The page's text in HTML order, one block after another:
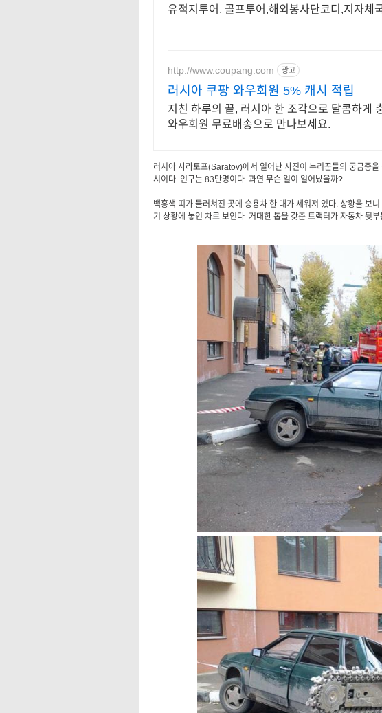
유적지투어, 골프투어,해외봉사단코디,지자체
http://www.coupang.com 광고
러시아 쿠팡 와우회원 5% 캐시 적립
지친 하루의 끝, 러시아 한 조각으로 달콤하게
와우회원 무료배송으로 만나보세요.
러시아 사라토프(Saratov)에서 일어난 사진이 누리꾼들의 궁금증
시이다. 인구는 83만명이다. 과연 무슨 일이 일어났을까?
백홍색 띠가 둘러쳐진 곳에 승용차 한 대가 세워져 있다. 상황을 보
기 상황에 놓인 차로 보인다. 거대한 톱을 갖춘 트랙터가 자동차 뒷